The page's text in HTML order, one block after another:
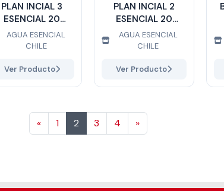
PLAN INCIAL 3
ESENCIAL 20
LITROS
AGUA ESENCIAL
CHILE
Ver Producto
PLAN INCIAL 2
ESENCIAL 20
LITROS
AGUA ESENCIAL
CHILE
Ver Producto
«Anterior
1 2 3 4 »Siguiente